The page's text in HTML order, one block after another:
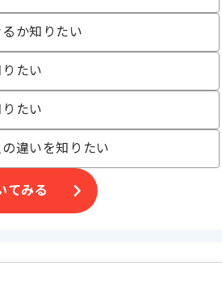
か知りたい
たい
たい
違いを知りたい
てみる